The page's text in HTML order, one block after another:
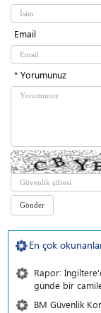
Email
* Yorumunuz
En çok
Rapor:
günde bir
BM Güvenlik